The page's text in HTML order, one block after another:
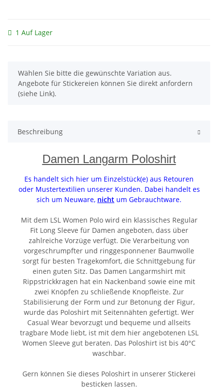
1 Auf Lager
x
Wählen Sie bitte die gewünschte Variation aus.
Angebote für Stickereien können Sie direkt anfordern
(siehe Link).
Beschreibung
Damen Langarm Poloshirt
Es handelt sich hier um Einzelstück(e) aus Retouren
oder Mustertextilien unserer Kunden. Dabei handelt es
sich um Neuware, nicht um Gebrauchtware.
Mit dem LSL Women Polo wird ein klassisches Regular
Fit Long Sleeve für Damen angeboten, dass über
zahlreiche Vorzüge verfügt. Die Verarbeitung von
vorgeschrumpfter und ringgesponnener Baumwolle
sorgt für besten Tragekomfort, die Schnittgebung für
einen guten Sitz. Das Damen Langarmshirt mit
Rippstrickkragen hat ein Nackenband sowie eine mit
zwei Knöpfen zu schließende Knopfleiste. Zur
Stabilisierung der Form und zur Betonung der Figur,
wurde das Poloshirt mit Seitennähten gefertigt. Wer
Casual Wear bevorzugt und bequeme und allseits
tragbare Mode liebt, ist mit dem hier angebotenen LSL
Women Sleeve gut beraten. Das Poloshirt ist bis 40°C
waschbar.
Gern können Sie dieses Poloshirt in unserer Stickerei
besticken lassen.